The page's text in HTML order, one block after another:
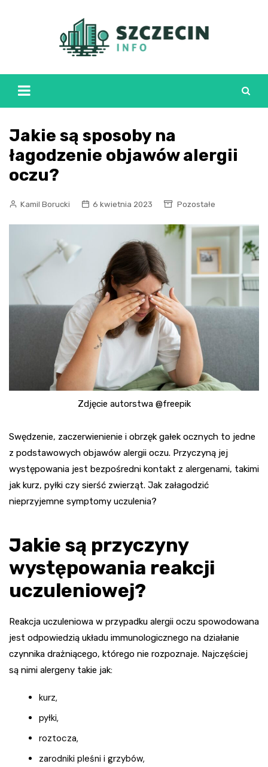
Jakie są sposoby na
łagodzenie objawów alergii
oczu?
Kamil Borucki 6 kwietnia 2023 Pozostałe
Zdjęcie autorstwa @freepik
Swędzenie, zaczerwienienie i obrzęk gałek ocznych to jedne
z podstawowych objawów alergii oczu. Przyczyną jej
występowania jest bezpośredni kontakt z alergenami, takimi
jak kurz, pyłki czy sierść zwierząt. Jak załagodzić
nieprzyjemne symptomy uczulenia?
Jakie są przyczyny
występowania reakcji
uczuleniowej?
Reakcja uczuleniowa w przypadku alergii oczu spowodowana
jest odpowiedzią układu immunologicznego na działanie
czynnika drażniącego, którego nie rozpoznaje. Najczęściej
są nimi alergeny takie jak:
kurz,
pyłki,
roztocza,
zarodniki pleśni i grzybów,